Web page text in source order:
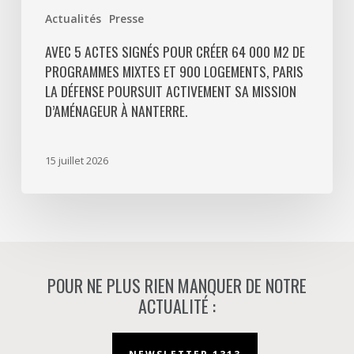
Actualités Presse
Défense
poursuit
activement
AVEC 5 ACTES SIGNÉS POUR CRÉER 64 000 M2 DE
PROGRAMMES MIXTES ET 900 LOGEMENTS, PARIS
LA DÉFENSE POURSUIT ACTIVEMENT SA MISSION
D’AMÉNAGEUR À NANTERRE.
15 juillet 2026
POUR NE PLUS RIEN MANQUER DE NOTRE
ACTUALITÉ :